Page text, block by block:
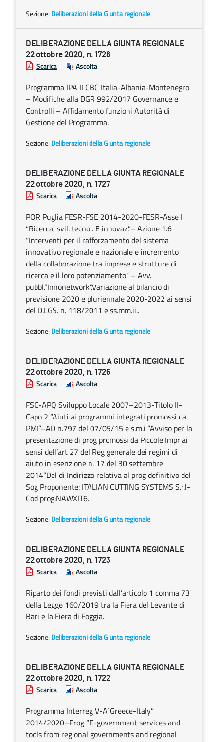
Sezione: Deliberazioni della Giunta regionale
DELIBERAZIONE DELLA GIUNTA REGIONALE
22 ottobre 2020, n. 1728
Scarica Ascolta
Programma IPA II CBC Italia-Albania-Montenegro
– Modifiche alla DGR 992/2017 Governance e
Controlli – Affidamento funzioni Autorità di
Gestione del Programma.
Sezione: Deliberazioni della Giunta regionale
DELIBERAZIONE DELLA GIUNTA REGIONALE
22 ottobre 2020, n. 1727
Scarica Ascolta
POR Puglia FESR-FSE 2014-2020-FESR-Asse I
“Ricerca, svil. tecnol. E innovaz.”– Azione 1.6
“Interventi per il rafforzamento del sistema
innovativo regionale e nazionale e incremento
della collaborazione tra imprese e strutture di
ricerca e il loro potenziamento” – Avv.
pubbl.“Innonetwork”.Variazione al bilancio di
previsione 2020 e pluriennale 2020-2022 ai sensi
del D.LGS. n. 118/2011 e ss.mm.ii..
Sezione: Deliberazioni della Giunta regionale
DELIBERAZIONE DELLA GIUNTA REGIONALE
22 ottobre 2020, n. 1726
Scarica Ascolta
FSC-APQ Sviluppo Locale 2007–2013-Titolo II-
Capo 2 “Aiuti ai programmi integrati promossi da
PMI”–AD n.797 del 07/05/15 e s.m.i “Avviso per la
presentazione di prog promossi da Piccole Impr ai
sensi dell’art 27 del Reg generale dei regimi di
aiuto in esenzione n. 17 del 30 settembre
2014”Del di Indirizzo relativa al prog definitivo del
Sog Proponente: ITALIAN CUTTING SYSTEMS S.r.l-
Cod prog:NAWXIT6.
Sezione: Deliberazioni della Giunta regionale
DELIBERAZIONE DELLA GIUNTA REGIONALE
22 ottobre 2020, n. 1723
Scarica Ascolta
Riparto dei fondi previsti dall’articolo 1 comma 73
della Legge 160/2019 tra la Fiera del Levante di
Bari e la Fiera di Foggia.
Sezione: Deliberazioni della Giunta regionale
DELIBERAZIONE DELLA GIUNTA REGIONALE
22 ottobre 2020, n. 1722
Scarica Ascolta
Programma Interreg V-A”Greece-Italy”
2014/2020–Prog “E-government services and
tools from regional governments and regional